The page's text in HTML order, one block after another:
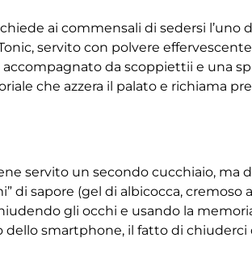
ai commensali di sedersi
servito con polvere
da scoppiettii e una
che azzera il palato e richiama
servito un secondo cucchiaio,
di sapore (gel di albicocca,
gli occhi e usando la
dello smartphone, il fatto di